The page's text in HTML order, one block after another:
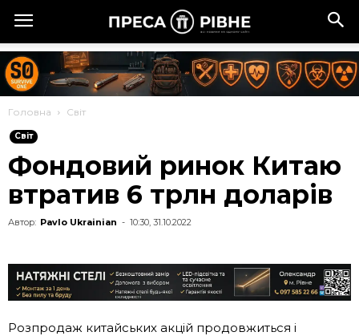
Головна Cвіт
Cвіт
Фондовий ринок Китаю
втратив 6 трлн доларів
Автор: Pavlo Ukrainian - 10:30, 31.10.2022
Розпродаж китайських акцій продовжиться і